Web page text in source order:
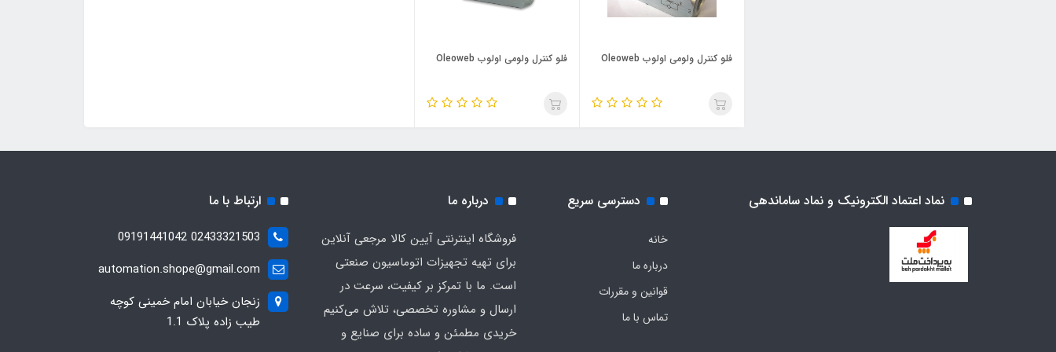
فلو کنترل ولومی اولوب Oleoweb فلو کنترل ولومی اولوب Oleoweb
نماد اعتماد الکترونیک و نماد ساماندهی دسترسی سریع
خانه
درباره ما
قوانین و مقررات
تماس با ما
درباره ما
فروشگاه اینترنتی آیین کالا مرجعی آنلاین
برای تهیه تجهیزات اتوماسیون صنعتی
است. ما با تمرکز بر کیفیت، سرعت در
ارسال و مشاوره تخصصی، تلاش می‌کنیم
خریدی مطمئن و ساده برای صنایع و
ارتباط با ما
02433321503 09191441042
automation.shope@gmail.com
زنجان خیابان امام خمینی کوچه
طیب زاده پلاک 1.1